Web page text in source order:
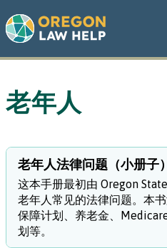
老年人
老年人法律问题（小册子）
这本手册最初由 Oregon
老年人常见的法律问题。本
保障计划、养老金、
划等。